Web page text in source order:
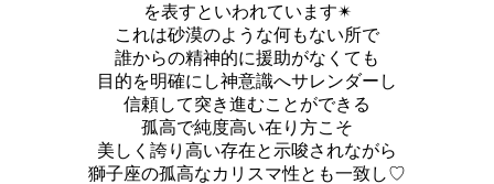
を表すといわれています✴︎
これは砂漠のような何もない所で
誰からの精神的に援助がなくても
目的を明確にし神意識へサレンダーし
信頼して突き進むことができる
孤高で純度高い在り方こそ
美しく誇り高い存在と示唆されながら
獅子座の孤高なカリスマ性とも一致し♡